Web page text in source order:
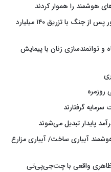
هوشمند را هموار کردند
مهار موج تعدیل نیروی شرکت‌های فناور پس از جنگ با تزریق ۱۴۰ میلیارد
توانمندسازی زنان با پیمایش
روزمره
گرفتارند
پایدار تبدیل می‌شوند
آبیاری ساخت/ آبیاری مزارع
ظاهری واقعی با چت‌جی‌پی‌تی